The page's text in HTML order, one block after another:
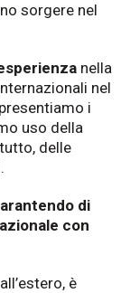
sorgere nel
nella
nel
i
uso della
delle
di
con
è